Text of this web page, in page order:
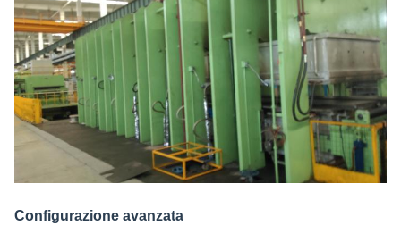
Configurazione avanzata